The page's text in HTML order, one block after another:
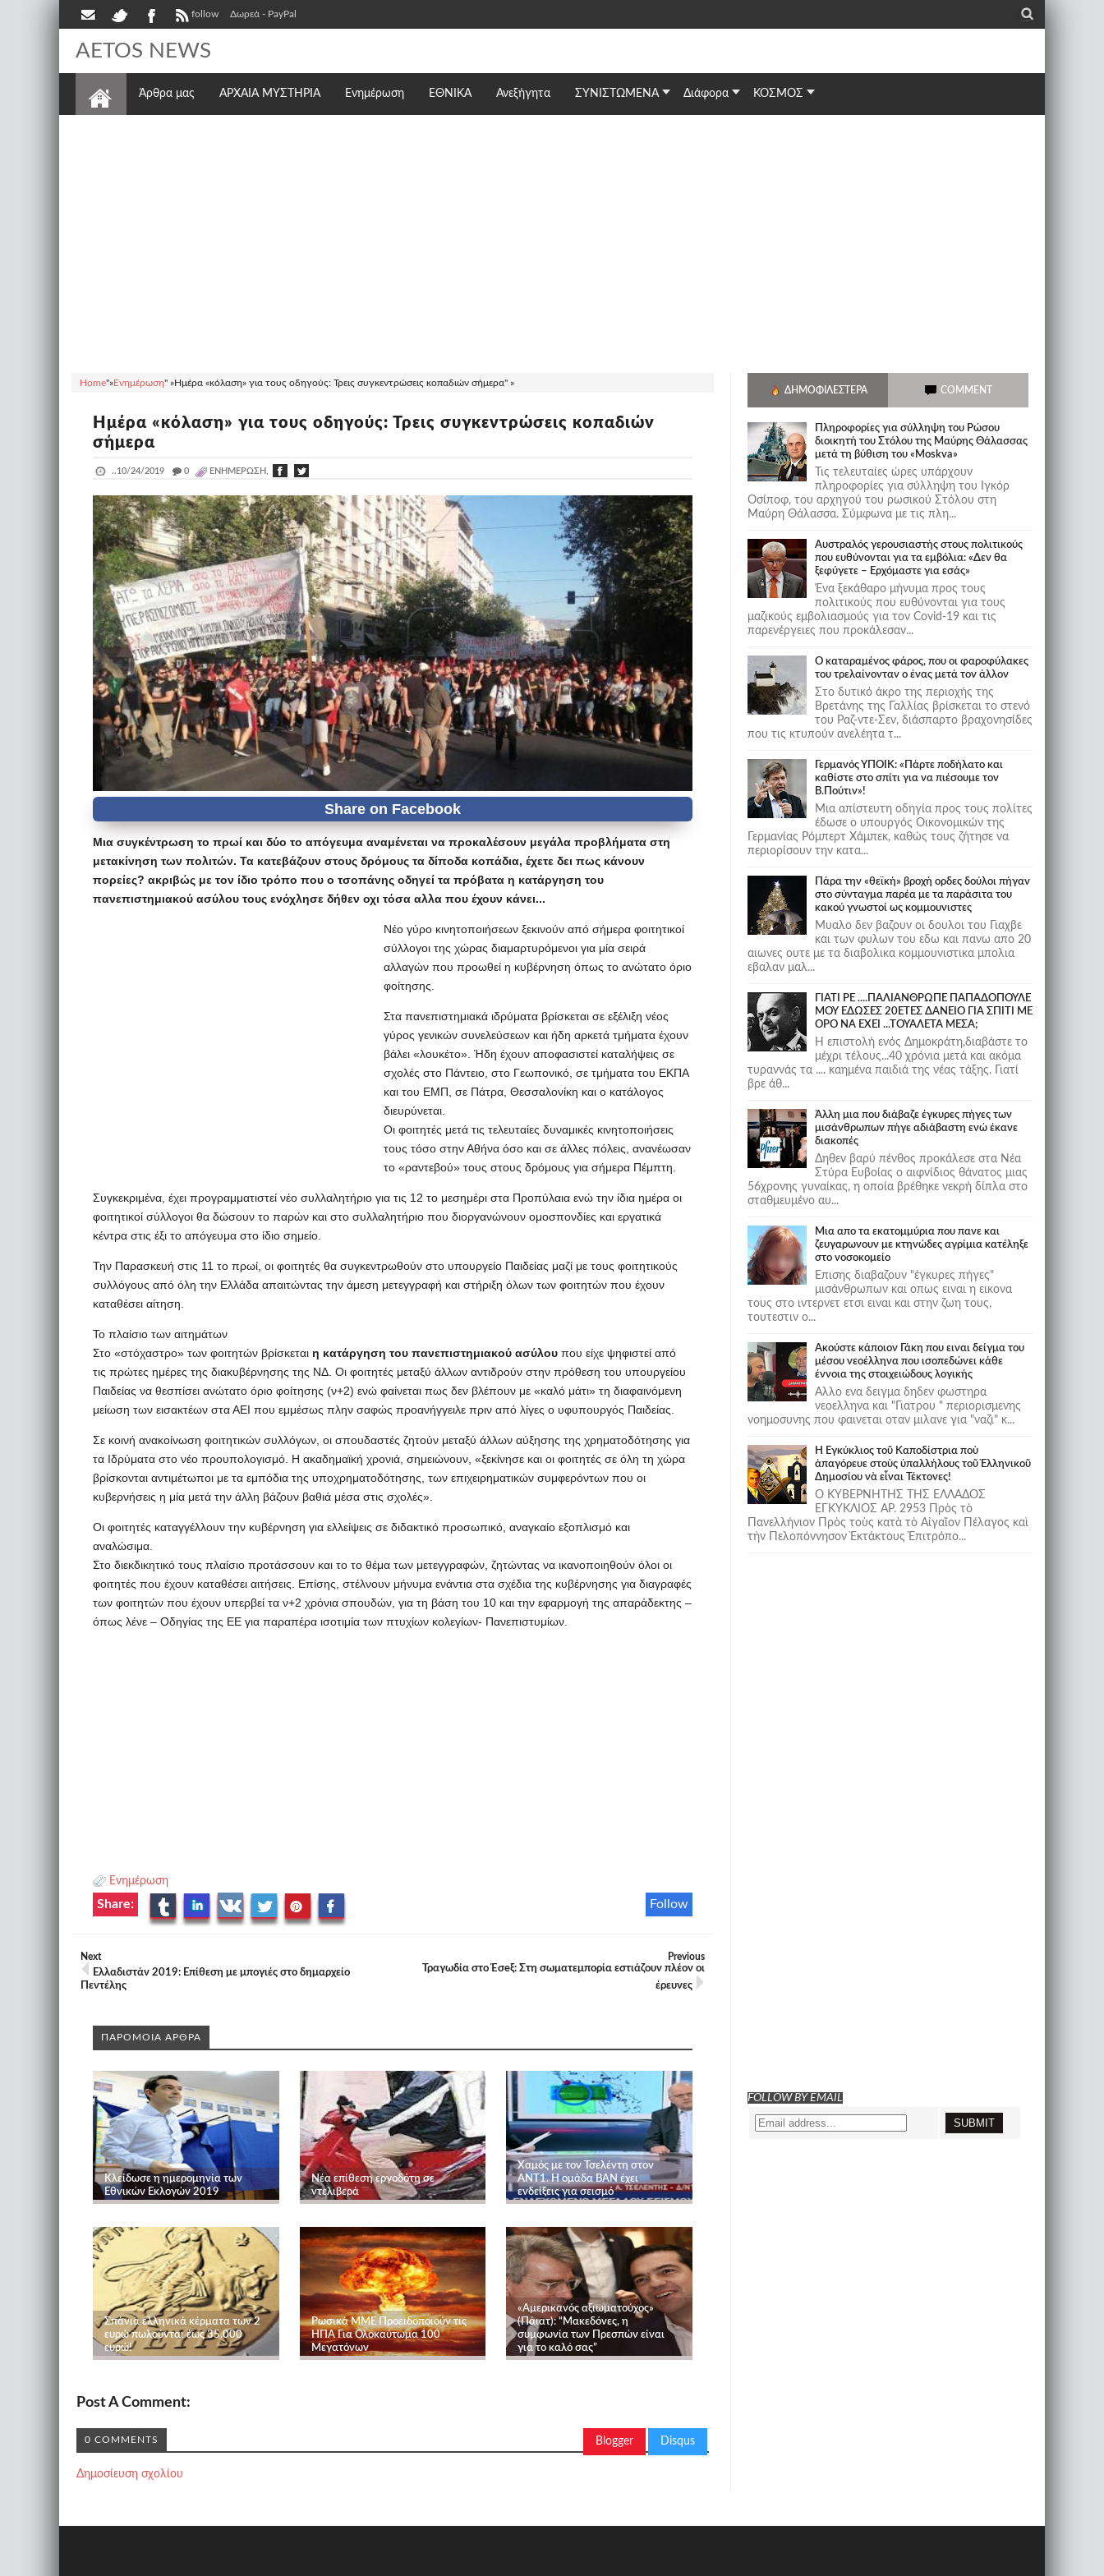
follow Δωρεά - PayPal _
AETOS NEWS
Άρθρα μας ΑΡΧΑΙΑ ΜΥΣΤΗΡΙΑ Ενημέρωση ΕΘΝΙΚΆ Ανεξήγητα ΣΥΝΙΣΤΩΜΕΝΑ Διάφορα ΚΟΣΜΟΣ
Home"»Ενημέρωση" »Ημέρα «κόλαση» για τους οδηγούς: Τρεις συγκεντρώσεις κοπαδιών σήμερα" »
Ημέρα «κόλαση» για τους οδηγούς: Τρεις συγκεντρώσεις κοπαδιών
σήμερα
..10/24/2019 _ 0 ΕΝΗΜΈΡΩΣΗ,
Μια συγκέντρωση το πρωί και δύο το απόγευμα αναμένεται να προκαλέσουν μεγάλα προβλήματα στη
μετακίνηση των πολιτών. Τα κατεβάζουν στους δρόμους τα δίποδα κοπάδια, έχετε δει πως κάνουν
πορείες? ακριβώς με τον ίδιο τρόπο που ο τσοπάνης οδηγεί τα πρόβατα η κατάργηση του
πανεπιστημιακού ασύλου τους ενόχλησε δήθεν οχι τόσα αλλα που έχουν κάνει...
Νέο γύρο κινητοποιήσεων ξεκινούν από σήμερα φοιτητικοί
σύλλογοι της χώρας διαμαρτυρόμενοι για μία σειρά
αλλαγών που προωθεί η κυβέρνηση όπως το ανώτατο όριο
φοίτησης.
Στα πανεπιστημιακά ιδρύματα βρίσκεται σε εξέλιξη νέος
γύρος γενικών συνελεύσεων και ήδη αρκετά τμήματα έχουν
βάλει «λουκέτο». Ήδη έχουν αποφασιστεί καταλήψεις σε
σχολές στο Πάντειο, στο Γεωπονικό, σε τμήματα του ΕΚΠΑ
και του ΕΜΠ, σε Πάτρα, Θεσσαλονίκη και ο κατάλογος
διευρύνεται.
Οι φοιτητές μετά τις τελευταίες δυναμικές κινητοποιήσεις
τους τόσο στην Αθήνα όσο και σε άλλες πόλεις, ανανέωσαν
το «ραντεβού» τους στους δρόμους για σήμερα Πέμπτη.
Συγκεκριμένα, έχει προγραμματιστεί νέο συλλαλητήριο για τις 12 το μεσημέρι στα Προπύλαια ενώ την ίδια ημέρα οι
φοιτητικοί σύλλογοι θα δώσουν το παρών και στο συλλαλητήριο που διοργανώνουν ομοσπονδίες και εργατικά
κέντρα στις έξι το απόγευμα στο ίδιο σημείο.
Την Παρασκευή στις 11 το πρωί, οι φοιτητές θα συγκεντρωθούν στο υπουργείο Παιδείας μαζί με τους φοιτητικούς
συλλόγους από όλη την Ελλάδα απαιτώντας την άμεση μετεγγραφή και στήριξη όλων των φοιτητών που έχουν
καταθέσει αίτηση.
Το πλαίσιο των αιτημάτων
Στο «στόχαστρο» των φοιτητών βρίσκεται η κατάργηση του πανεπιστημιακού ασύλου που είχε ψηφιστεί από
τις πρώτες ημέρες της διακυβέρνησης της ΝΔ. Οι φοιτητές μεταξύ άλλων αντιδρούν στην πρόθεση του υπουργείου
Παιδείας να θεσπίσει ανώτατο όριο φοίτησης (ν+2) ενώ φαίνεται πως δεν βλέπουν με «καλό μάτι» τη διαφαινόμενη
μείωση των εισακτέων στα ΑΕΙ που εμμέσως πλην σαφώς προανήγγειλε πριν από λίγες ο υφυπουργός Παιδείας.
Σε κοινή ανακοίνωση φοιτητικών συλλόγων, οι σπουδαστές ζητούν μεταξύ άλλων αύξησης της χρηματοδότησης για
τα Ιδρύματα στο νέο προυπολογισμό. Η ακαδημαϊκή χρονιά, σημειώνουν, «ξεκίνησε και οι φοιτητές σε όλη τη χώρα
βρίσκονται αντιμέτωποι με τα εμπόδια της υποχρηματοδότησης, των επιχειρηματικών συμφερόντων που οι
κυβερνήσεις η μία μετά την άλλη βάζουν βαθιά μέσα στις σχολές».
Οι φοιτητές καταγγέλλουν την κυβέρνηση για ελλείψεις σε διδακτικό προσωπικό, αναγκαίο εξοπλισμό και
αναλώσιμα.
Στο διεκδικητικό τους πλαίσιο προτάσσουν και το το θέμα των μετεγγραφών, ζητώντας να ικανοποιηθούν όλοι οι
φοιτητές που έχουν καταθέσει αιτήσεις. Επίσης, στέλνουν μήνυμα ενάντια στα σχέδια της κυβέρνησης για διαγραφές
των φοιτητών που έχουν υπερβεί τα ν+2 χρόνια σπουδών, για τη βάση του 10 και την εφαρμογή της απαράδεκτης –
όπως λένε – Οδηγίας της ΕΕ για παραπέρα ισοτιμία των πτυχίων κολεγίων- Πανεπιστυμίων.
Ενημέρωση
Follow
Share:
Next
Ελλαδιστάν 2019: Επίθεση με μπογιές στο δημαρχείο
Πεντέλης
Previous
Τραγωδία στο Έσeξ: Στη σωματεμπορία εστιάζουν πλέον οι
έρευνες
ΠΑΡΟΜΟΙΑ ΑΡΘΡΑ
Κλείδωσε η ημερομηνία των
Εθνικών Εκλογών 2019
Nέα επίθεση εργοδότη σε
ντελιβερά
Χαμός με τον Τσελέντη στον
ΑΝΤ1. Η ομάδα ΒΑΝ έχει
ενδείξεις για σεισμό
Σπάνια ελληνικά κέρματα των 2
ευρώ πωλούνται έως 35.000
ευρώ!
Ρωσικά ΜΜΕ Προειδοποιούν τις
ΗΠΑ Για Ολοκαύτωμα 100
Μεγατόνων
«Αμερικανός αξιωματούχος»
(Πάιατ): “Μακεδόνες, η
συμφωνία των Πρεσπών είναι
για το καλό σας”
Post A Comment:
Blogger Disqus
0 COMMENTS
Δημοσίευση σχολίου
ΔΗΜΟΦΙΛΈΣΤΕΡΑ COMMENT
Πληροφορίες για σύλληψη του Ρώσου
διοικητή του Στόλου της Mαύρης Θάλασσας
μετά τη βύθιση του «Moskva»
Τις τελευταίες ώρες υπάρχουν
πληροφορίες για σύλληψη του Ιγκόρ
Οσίποφ, του αρχηγού του ρωσικού Στόλου στη
Μαύρη Θάλασσα. Σύμφωνα με τις πλη...
Αυστραλός γερουσιαστής στους πολιτικούς
που ευθύνονται για τα εμβόλια: «Δεν θα
ξεφύγετε – Ερχόμαστε για εσάς»
Ένα ξεκάθαρο μήνυμα προς τους
πολιτικούς που ευθύνονται για τους
μαζικούς εμβολιασμούς για τον Covid-19 και τις
παρενέργειες που προκάλεσαν...
Ο καταραμένος φάρος, που οι φαροφύλακες
του τρελαίνονταν ο ένας μετά τον άλλον
Στο δυτικό άκρο της περιοχής της
Βρετάνης της Γαλλίας βρίσκεται το στενό
του Ραζ-ντε-Σεν, διάσπαρτο βραχονησίδες
που τις κτυπούν ανελέητα τ...
Γερμανός ΥΠΟΙΚ: «Πάρτε ποδήλατο και
καθίστε στο σπίτι για να πιέσουμε τον
Β.Πούτιν»!
Μια απίστευτη οδηγία προς τους πολίτες
έδωσε ο υπουργός Οικονομικών της
Γερμανίας Ρόμπερτ Χάμπεκ, καθώς τους ζήτησε να
περιορίσουν την κατα...
Πάρα την «θεϊκή» βροχή ορδες δούλοι πήγαν
στο σύνταγμα παρέα με τα παράσιτα του
κακού γνωστοί ως κομμουνιστες
Μυαλο δεν βαζουν οι δουλοι του Γιαχβε
και των φυλων του εδω και πανω απο 20
αιωνες ουτε με τα διαβολικα κομμουνιστικα μπολια
εβαλαν μαλ...
ΓΙΑΤΙ ΡΕ ....ΠΑΛΙΑΝΘΡΩΠΕ ΠΑΠΑΔΟΠΟΥΛΕ
ΜΟΥ ΕΔΩΣΕΣ 20ΕΤΕΣ ΔΑΝΕΙΟ ΓΙΑ ΣΠΙΤΙ ΜΕ
ΟΡΟ ΝΑ ΕΧΕΙ ...ΤΟΥΑΛΕΤΑ ΜΕΣΑ;
Η επιστολή ενός Δημοκράτη,διαβάστε το
μέχρι τέλους...40 χρόνια μετά και ακόμα
τυραννάς τα .... καημένα παιδιά της νέας τάξης. Γιατί
βρε άθ...
Άλλη μια που διάβαζε έγκυρες πήγες των
μισάνθρωπων πήγε αδιάβαστη ενώ έκανε
διακοπές
Δηθεν βαρύ πένθος προκάλεσε στα Νέα
Στύρα Ευβοίας ο αιφνίδιος θάνατος μιας
56χρονης γυναίκας, η οποία βρέθηκε νεκρή δίπλα στο
σταθμευμένο αυ...
Μια απο τα εκατομμύρια που πανε και
ζευγαρωνουν με κτηνώδες αγρίμια κατέληξε
στο νοσοκομείο
Επισης διαβαζουν "έγκυρες πήγες"
μισάνθρωπων και οπως ειναι η εικονα
τους στο ιντερνετ ετσι ειναι και στην ζωη τους,
τουτεστιν ο...
Ακούστε κάποιον Γάκη που ειναι δείγμα του
μέσου νεοέλληνα που ισοπεδώνει κάθε
έννοια της στοιχειώδους λογικής
Αλλο ενα δειγμα δηδεν φωστηρα
νεοελληνα και "Γιατρου " περιορισμενης
νοημοσυνης που φαινεται οταν μιλανε για "ναζι" κ...
Ἡ Ἐγκύκλιος τοῦ Καποδίστρια ποὺ
ἀπαγόρευε στοὺς ὑπαλλήλους τοῦ Ἑλληνικοῦ
Δημοσίου νὰ εἶναι Τέκτονες!
Ο ΚΥΒΕΡΝΗΤΗΣ ΤΗΣ ΕΛΛΑΔΟΣ
ΕΓΚΥΚΛΙΟΣ ΑΡ. 2953 Πρὸς τὸ
Πανελλήνιον Πρὸς τοὺς κατὰ τὸ Αἰγαῖον Πέλαγος καὶ
τὴν Πελοπόννησον Ἐκτάκτους Ἐπιτρόπο...
FOLLOW BY EMAIL